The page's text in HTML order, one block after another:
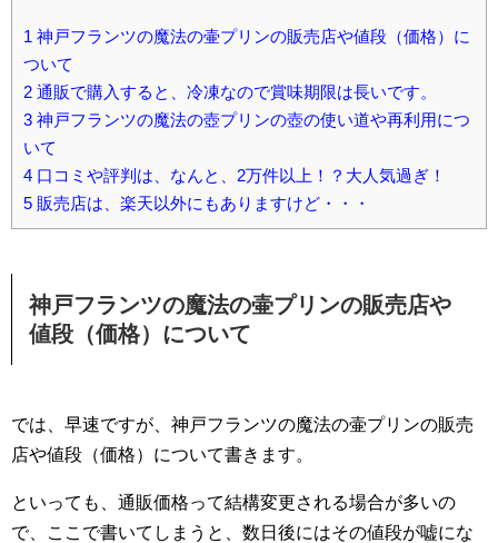
1 神戸フランツの魔法の壷プリンの販売店や値段（価格）に
ついて
2 通販で購入すると、冷凍なので賞味期限は長いです。
3 神戸フランツの魔法の壺プリンの壺の使い道や再利用につ
いて
4 口コミや評判は、なんと、2万件以上！？大人気過ぎ！
5 販売店は、楽天以外にもありますけど・・・
神戸フランツの魔法の壷プリンの販売店や
値段（価格）について
では、早速ですが、神戸フランツの魔法の壷プリンの販売
店や値段（価格）について書きます。
といっても、通販価格って結構変更される場合が多いの
で、ここで書いてしまうと、数日後にはその値段が嘘にな